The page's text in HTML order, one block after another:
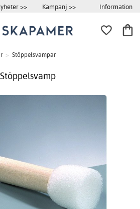
>> Kampanj >> Information
> Stöppelsvampar
Stöppelsvamp